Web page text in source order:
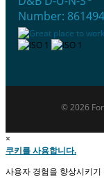
Number:
© 2026
×
쿠키를 사용합니다.
사용자 경험을 향상시키기